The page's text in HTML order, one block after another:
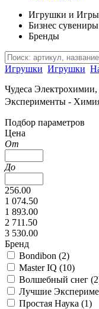
Игрушки и Игры
Бизнес сувениры
Бренды
Игрушки Игрушки
Чудеса
Эксперименты -
Подбор параметров
Цена
От
До
256.00
1 074.50
1 893.00
2 711.50
3 530.00
Бренд
Bondibon (2)
Master IQ (10)
Волшебный снег (2
Лучшие
Простая Наука (1)